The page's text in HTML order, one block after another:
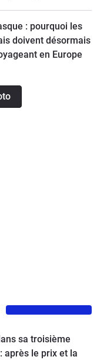
: pourquoi les
doivent désormais
en Europe
sa troisième
après le prix et la